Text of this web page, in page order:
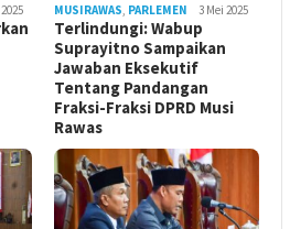
MUSIRAWAS, PARLEMEN 3 Mei 2025
Terlindungi: Wabup
Suprayitno Sampaikan
Jawaban Eksekutif
Tentang Pandangan
Fraksi-Fraksi DPRD Musi
Rawas